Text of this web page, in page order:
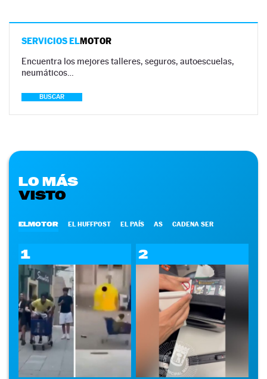
SERVICIOS ELMOTOR
Encuentra los mejores talleres, seguros, autoescuelas,
neumáticos…
BUSCAR
LO MÁS
VISTO
ELMOTOR EL HUFFPOST EL PAÍS AS CADENA SER
1 2